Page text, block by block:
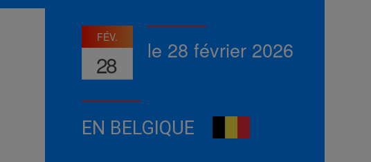
FÉV.
28
le 28 février 2026
EN BELGIQUE